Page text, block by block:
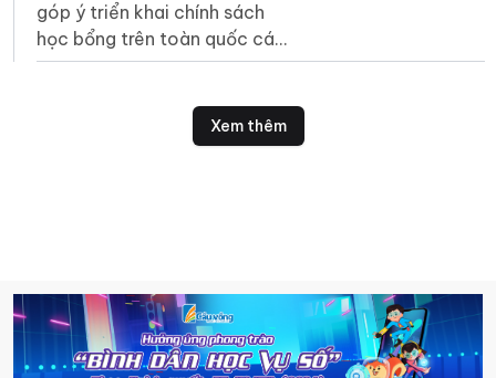
góp ý triển khai chính sách
học bổng trên toàn quốc các
ngành khoa học cơ bản, kỹ
Xem thêm